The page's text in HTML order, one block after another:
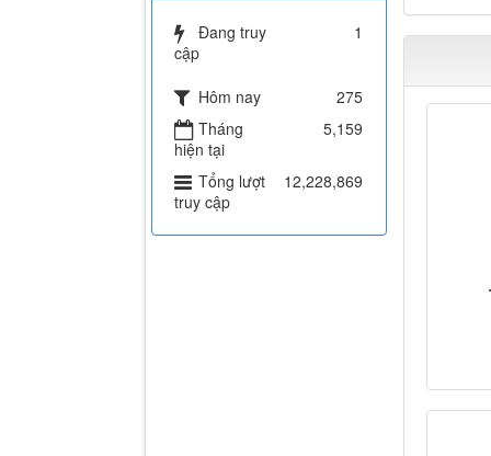
Đang truy
cập
1
Hôm nay
275
Tháng
hiện tại
5,159
Tổng lượt
truy cập
12,228,869